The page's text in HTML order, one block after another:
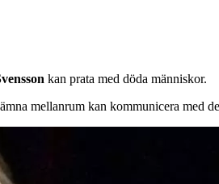
kan prata med döda människor.
mellanrum kan kommunicera med